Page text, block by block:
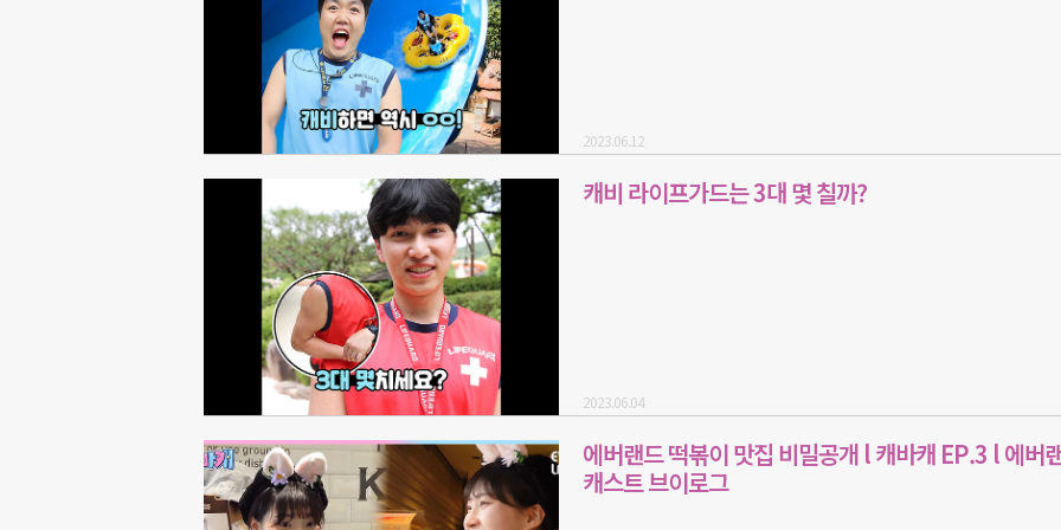
2023.06.12
캐비 라이프가드는 3대 몇 칠까?
2023.06.04
에버랜드 떡볶이 맛집 비밀공개 l 캐바캐 EP.3 l 에버
캐스트 브이로그